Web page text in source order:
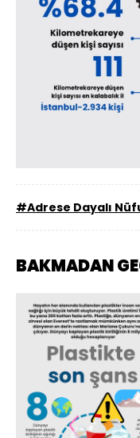
#Adrese Dayalı
BAKMADAN